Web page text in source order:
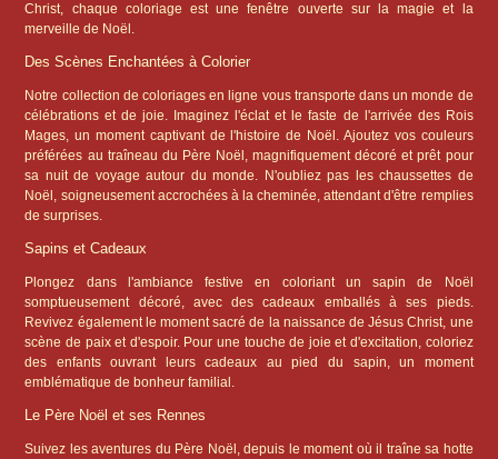
Christ, chaque coloriage est une fenêtre ouverte sur la magie et la
merveille de Noël.
Des Scènes Enchantées à Colorier
Notre collection de coloriages en ligne vous transporte dans un monde de
célébrations et de joie. Imaginez l'éclat et le faste de l'arrivée des Rois
Mages, un moment captivant de l'histoire de Noël. Ajoutez vos couleurs
préférées au traîneau du Père Noël, magnifiquement décoré et prêt pour
sa nuit de voyage autour du monde. N'oubliez pas les chaussettes de
Noël, soigneusement accrochées à la cheminée, attendant d'être remplies
de surprises.
Sapins et Cadeaux
Plongez dans l'ambiance festive en coloriant un sapin de Noël
somptueusement décoré, avec des cadeaux emballés à ses pieds.
Revivez également le moment sacré de la naissance de Jésus Christ, une
scène de paix et d'espoir. Pour une touche de joie et d'excitation, coloriez
des enfants ouvrant leurs cadeaux au pied du sapin, un moment
emblématique de bonheur familial.
Le Père Noël et ses Rennes
Suivez les aventures du Père Noël, depuis le moment où il traîne sa hotte